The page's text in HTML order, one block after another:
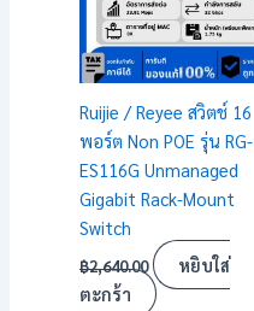
Ruijie / Reyee สวิตช์ 16
พอร์ต Non POE รุ่น RG-
ES116G Unmanaged
Gigabit Rack-Mount
Switch
฿2,640.00
หยิบใส่
ตะกร้า